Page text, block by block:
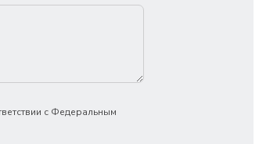
с Федеральным